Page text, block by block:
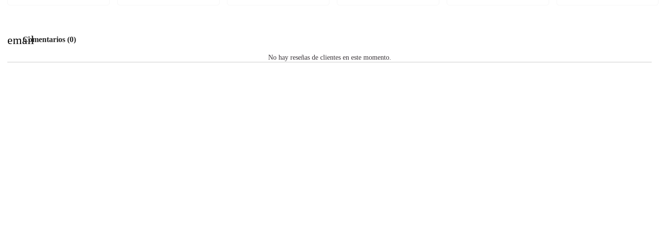
emailComentarios (0)
No hay reseñas de clientes en este momento.